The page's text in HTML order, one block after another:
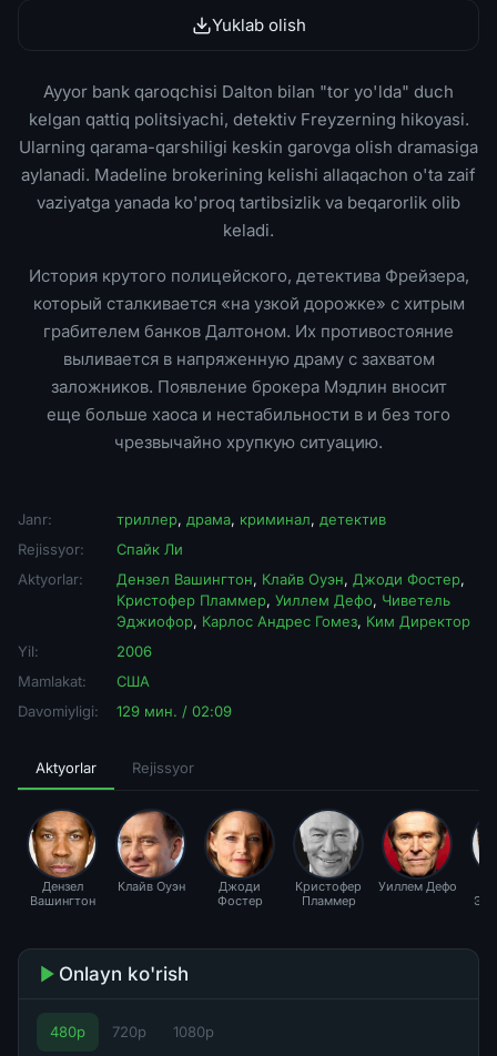
Yuklab olish
Ayyor bank qaroqchisi Dalton bilan "tor yo'lda" duch
kelgan qattiq politsiyachi, detektiv Freyzerning hikoyasi.
Ularning qarama-qarshiligi keskin garovga olish dramasiga
aylanadi. Madeline brokerining kelishi allaqachon o'ta zaif
vaziyatga yanada ko'proq tartibsizlik va beqarorlik olib
keladi.
История крутого полицейского, детектива Фрейзера,
который сталкивается «на узкой дорожке» с хитрым
грабителем банков Далтоном. Их противостояние
выливается в напряженную драму с захватом
заложников. Появление брокера Мэдлин вносит
еще больше хаоса и нестабильности в и без того
чрезвычайно хрупкую ситуацию.
Janr: триллер, драма, криминал, детектив
Rejissyor:
Спайк Ли
Aktyorlar:
Дензел Вашингтон, Клайв Оуэн, Джоди Фостер,
Кристофер Пламмер, Уиллем Дефо, Чиветель
Эджиофор, Карлос Андрес Гомез, Ким Директор
Yil:
2006
Mamlakat:
США
Davomiyligi:
129 мин. / 02:09
Aktyorlar Rejissyor
Дензел
Вашингтон
Клайв Оуэн
Джоди
Фостер
Кристофер
Пламмер
Уиллем Дефо
Onlayn ko'rish
480p 720p 1080p